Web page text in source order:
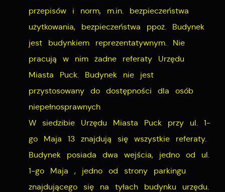
przepisów i norm, m.in. bezpieczeństwa
użytkowania, bezpieczeństwa ppoż. Budynek
jest budynkiem reprezentatywnym. Nie
pracują w nim żadne referaty Urzędu
Miasta Puck. Budynek nie jest
przystosowany do dostępności dla osób
niepełnosprawnych
W siedzibie Urzędu Miasta Puck przy ul. 1-
go Maja 13 znajdują się wszystkie referaty.
Budynek posiada dwa wejścia, jedno od ul.
1-go Maja , jedno od strony parkingu
znajdującego się na tyłach budynku urzędu.